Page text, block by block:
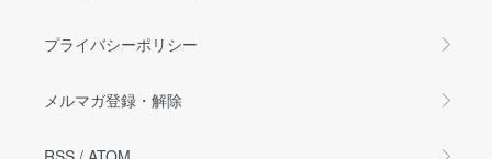
プライバシーポリシー
メルマガ登録・解除